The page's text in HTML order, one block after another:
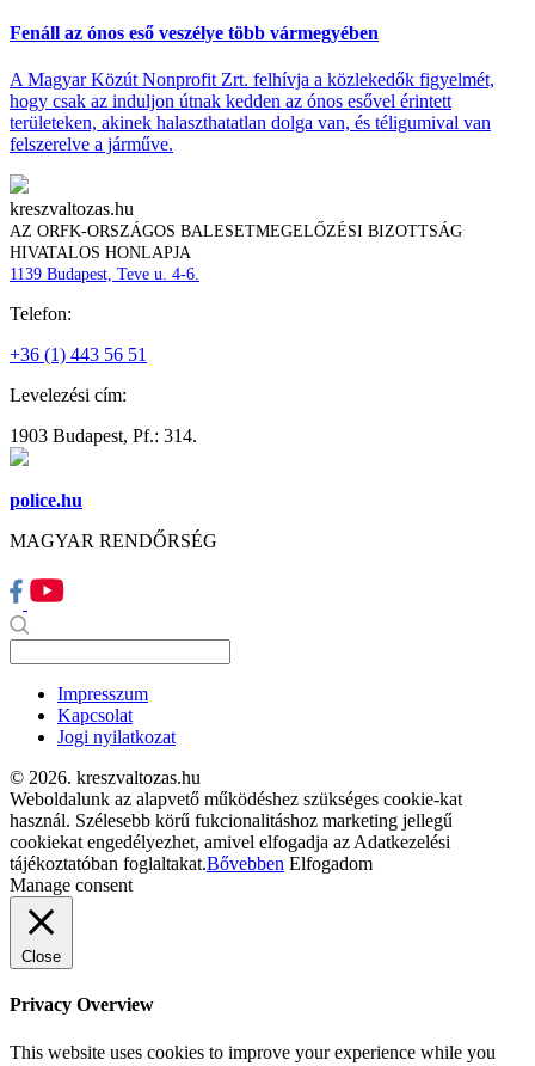
Fenáll az ónos eső veszélye több vármegyében
A Magyar Közút Nonprofit Zrt. felhívja a közlekedők figyelmét,
hogy csak az induljon útnak kedden az ónos esővel érintett
területeken, akinek halaszthatatlan dolga van, és téligumival van
felszerelve a járműve.
kreszvaltozas.hu
AZ ORFK-ORSZÁGOS BALESETMEGELŐZÉSI BIZOTTSÁG
HIVATALOS HONLAPJA
1139 Budapest, Teve u. 4-6.
Telefon:
+36 (1) 443 56 51
Levelezési cím:
1903 Budapest, Pf.: 314.
police.hu
MAGYAR RENDŐRSÉG
Impresszum
Kapcsolat
Jogi nyilatkozat
© 2026. kreszvaltozas.hu
Weboldalunk az alapvető működéshez szükséges cookie-kat
használ. Szélesebb körű fukcionalitáshoz marketing jellegű
cookiekat engedélyezhet, amivel elfogadja az Adatkezelési
tájékoztatóban foglaltakat.Bővebben Elfogadom
Manage consent
Close
Privacy Overview
This website uses cookies to improve your experience while you